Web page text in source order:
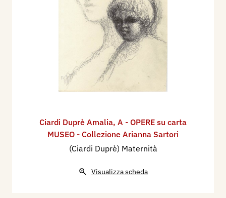
Ciardi Duprè Amalia, A - OPERE su carta
MUSEO - Collezione Arianna Sartori
(Ciardi Duprè) Maternità
Visualizza scheda